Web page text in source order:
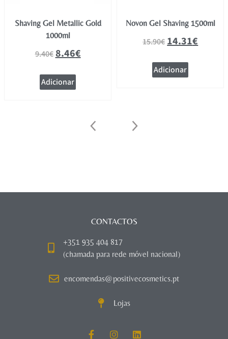
Shaving Gel Metallic Gold
1000ml
9.40€8.46€
Adicionar
Novon Gel Shaving 1500ml
15.90€14.31€
Adicionar
CONTACTOS
+351 935 404 817
(chamada para rede móvel nacional)
encomendas@positivecosmetics.pt
Lojas